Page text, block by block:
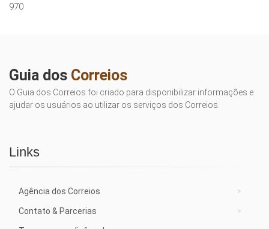
970
Guia dos Correios
O Guia dos Correios foi criado para disponibilizar informações e
ajudar os usuários ao utilizar os serviços dos Correios.
Links
Agência dos Correios
Contato & Parcerias